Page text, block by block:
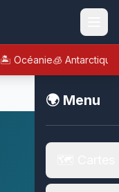
🏝️ Océanie🧊 Antarctique
🌍 Menu